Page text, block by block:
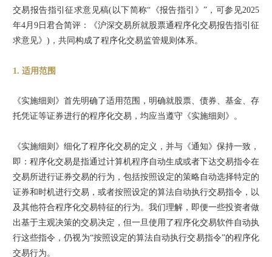
交易报告指引征求意见稿(以下简称“《报告指引》”，可参见2025
年4月9日君合简评：《沪深交易所就股票通程序化交易报告指引征
求意见》)，共同构成了程序化交易监管规则体系。
1. 适用范围
《实施细则》首先明确了适用范围，明确就股票、债券、基金、存
托凭证等证券进行的程序化交易，均应当遵守《实施细则》。
《实施细则》细化了程序化交易的定义，并与《通知》保持一致，
即：程序化交易是指通过计算机程序自动生成或者下达交易指令在
交易所进行证券交易的行为，包括按照设定的策略自动选择特定的
证券和时机进行交易，或者按照设定的算法自动执行交易指令，以
及其他符合程序化交易特征的行为。我们理解，即便一些投资者做
出基于主观决策的交易决定，但一旦使用了程序化交易软件自动执
行这些指令，仍视为“按照设定的算法自动执行交易指令”的程序化
交易行为。